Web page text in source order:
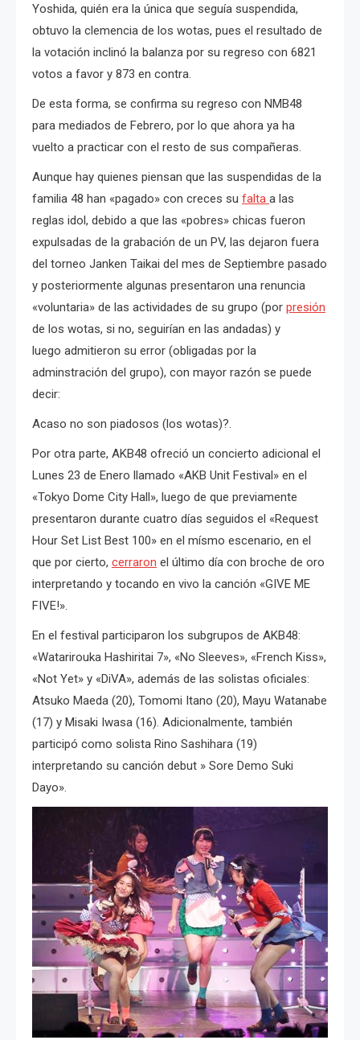
Yoshida, quién era la única que seguía suspendida,
obtuvo la clemencia de los wotas, pues el resultado de
la votación inclinó la balanza por su regreso con 6821
votos a favor y 873 en contra.
De esta forma, se confirma su regreso con NMB48
para mediados de Febrero, por lo que ahora ya ha
vuelto a practicar con el resto de sus compañeras.
Aunque hay quienes piensan que las suspendidas de la
familia 48 han «pagado» con creces su falta a las
reglas idol, debido a que las «pobres» chicas fueron
expulsadas de la grabación de un PV, las dejaron fuera
del torneo Janken Taikai del mes de Septiembre pasado
y posteriormente algunas presentaron una renuncia
«voluntaria» de las actividades de su grupo (por presión
de los wotas, si no, seguirían en las andadas) y
luego admitieron su error (obligadas por la
adminstración del grupo), con mayor razón se puede
decir:
Acaso no son piadosos (los wotas)?.
Por otra parte, AKB48 ofreció un concierto adicional el
Lunes 23 de Enero llamado «AKB Unit Festival» en el
«Tokyo Dome City Hall», luego de que previamente
presentaron durante cuatro días seguidos el «Request
Hour Set List Best 100» en el mísmo escenario, en el
que por cierto, cerraron el último día con broche de oro
interpretando y tocando en vivo la canción «GIVE ME
FIVE!».
En el festival participaron los subgrupos de AKB48:
«Watarirouka Hashiritai 7», «No Sleeves», «French Kiss»,
«Not Yet» y «DiVA», además de las solistas oficiales:
Atsuko Maeda (20), Tomomi Itano (20), Mayu Watanabe
(17) y Misaki Iwasa (16). Adicionalmente, también
participó como solista Rino Sashihara (19)
interpretando su canción debut » Sore Demo Suki
Dayo».